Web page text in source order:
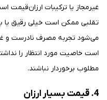
غیرمجاز یا ترکیبات ارزان‌قیمت
تقلبی ممکن است خیلی رقیق یا
می‌شود تجربه مصرف نادرست و
است خاصیت مورد انتظار را
مطلوب برخوردار نباشند.
4. قیمت بسیار ارزان